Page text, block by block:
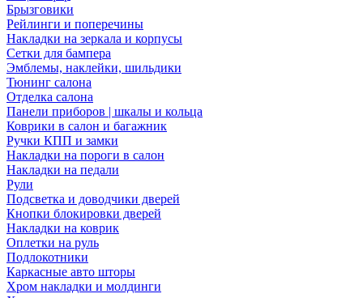
Брызговики
Рейлинги и поперечины
Накладки на зеркала и корпусы
Сетки для бампера
Эмблемы, наклейки, шильдики
Тюнинг салона
Отделка салона
Панели приборов | шкалы и кольца
Коврики в салон и багажник
Ручки КПП и замки
Накладки на пороги в салон
Накладки на педали
Рули
Подсветка и доводчики дверей
Кнопки блокировки дверей
Накладки на коврик
Оплетки на руль
Подлокотники
Каркасные авто шторы
Хром накладки и молдинги